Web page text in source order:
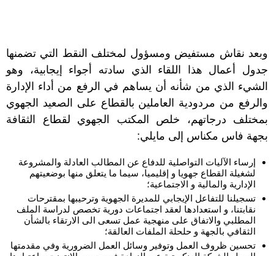
وبعد نقاش مستفيض ومسؤول لمختلف النقط التي تضمنها
جدول أعمال هذا اللقاء الذي سادته أجواء إيجابية، وهو
الشيء الذي من شأنه أن يساهم في الرفع من أداء الإدارة
والرفع من مردودية العاملين بالقطاع على الصعيد الجهوي
بمختلف درجاتهم، خلص المكتب الجهوي لقطاع الثقافة
بجهة فاس مكناس إلى مايلي:
إرساء الآليات التواصلية للدفاع عن المطالب العادلة والمشروعة
لشغيلة القطاع جهويا و إقليميا، سيما ما يتعلق منها بوضعيتهم
الإدارية والمالية و الاجتماعية؛
تسجيلنا للتفاعل الإيجابي للمديرة الجهوية وترحيبها بمقترحات
نقابتنا، و استعدادها لعقد اجتماعات دورية تخصص لدراسة الملف
المطلبي والاتفاق على منهجية عمل تسعى الى الارتقاء بالشأن
الثقافي بالجهة و حلحلة الملفات العالقة؛
تحسين ظروف العمل وتوفير وسائل العمل الضرورية وفي مقدمتها